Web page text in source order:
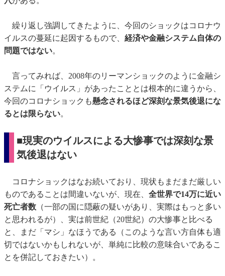
繰り返し強調してきたように、今回のショックはコロナウ
イルスの蔓延に起因するもので、 経済や金融システム自体の
問題ではない。
言ってみれば、2008年のリーマンショックのように金融シ
ステムに「ウイルス」があったこととは根本的に違うから、
今回のコロナショックも懸念されるほど深刻な景気後退にな
るとは限らない。
■現実のウイルスによる大惨事では深刻な景
気後退はない
コロナショックはなお続いており、現状もまだまだ厳しい
ものであることは間違いないが、現在、 全世界で14万に近い
死亡者数 （一部の国に隠蔽の疑いがあり、実際はもっと多い
と思われるが）、実は前世紀（20世紀）の大惨事と比べる
と、まだ「マシ」なほうである（このような言い方自体も適
切ではないかもしれないが、単純に比較の意味合いであるこ
とを併記しておきたい）。